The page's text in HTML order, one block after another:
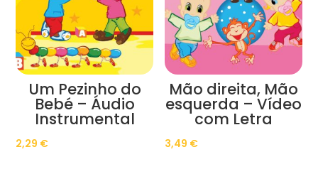
Um Pezinho do
Bebé – Áudio
Instrumental
2,29 €
Mão direita, Mão
esquerda – Vídeo
com Letra
3,49 €